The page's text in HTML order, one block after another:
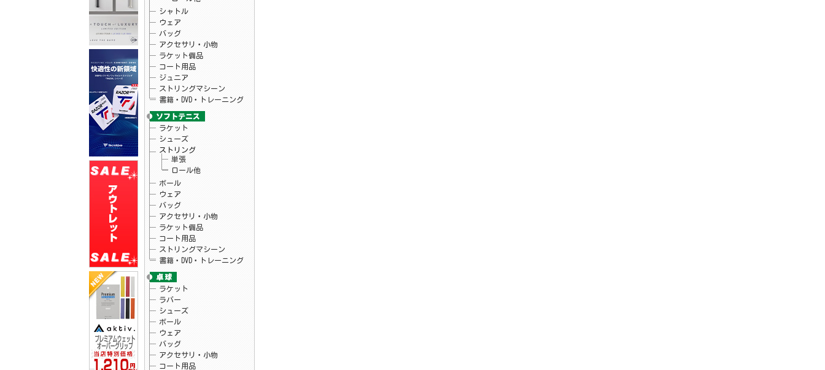
約開始
ヨネックス
ソフトテニス ラケット「VOLTRAGE8」予約
開始
26.04.29 テクニファイバー
次世代ソフトモノフィラメントストリング
「レーザースピン」予約開始
26.04.24 お知らせ
当店のGW休暇中のお問い合わせ・出荷につ
26.04.15 ウィルソン
テニスラケット・バッグ「ブレード V10」
シリーズ販売開始！
26.04.15 ブルイク
「アスリートUVアンブレラ」予約開始！
26.04.10 アクティフ
テニスグリップテープ「プレミアムウェッ
トオーバーグリップ」新発売！
26.04.07 ウィルソン
テニスラケット「ローランギャロスチーム
102」予約開始！
26.04.07 ウィルソン
テニスラケット「ローランギャロスコレク
ションモデル」入荷しました♪
26.04.03 ゴーセン
夏企画Tシャツ・ロゴキャップ予約開始！
シャトル
ウェア
バッグ
アクセサリ・小物
ラケット備品
コート用品
ジュニア
ストリングマシーン
書籍・DVD・トレーニング
ラケット
シューズ
ストリング
単張
ロール他
ボール
ウェア
バッグ
アクセサリ・小物
ラケット備品
コート用品
ストリングマシーン
書籍・DVD・トレーニング
ラケット
ラバー
シューズ
ボール
ウェア
バッグ
アクセサリ・小物
コート用品